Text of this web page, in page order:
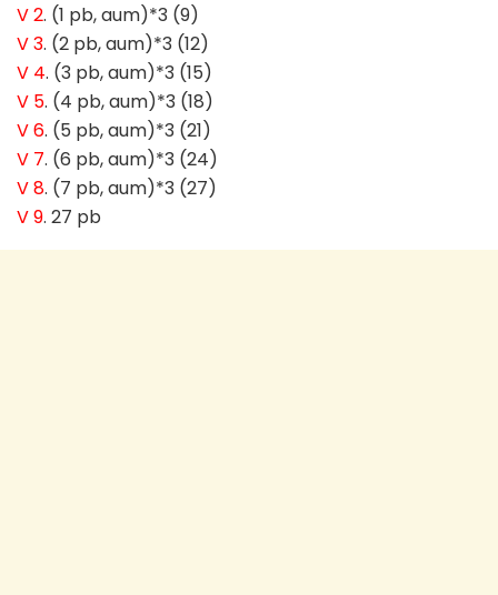
V 2. (1 pb, aum)*3 (9)
V 3. (2 pb, aum)*3 (12)
V 4. (3 pb, aum)*3 (15)
V 5. (4 pb, aum)*3 (18)
V 6. (5 pb, aum)*3 (21)
V 7. (6 pb, aum)*3 (24)
V 8. (7 pb, aum)*3 (27)
V 9. 27 pb